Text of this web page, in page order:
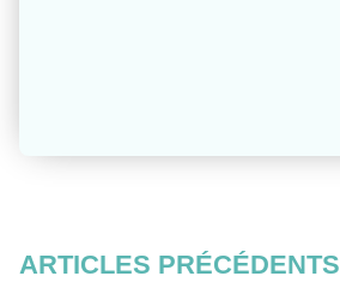
ARTICLES PRÉCÉDENTS